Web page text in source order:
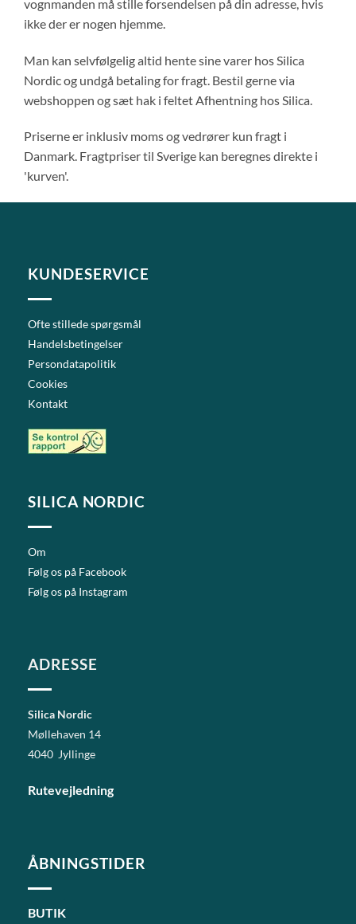
vognmanden må stille forsendelsen på din adresse, hvis
ikke der er nogen hjemme.
Man kan selvfølgelig altid hente sine varer hos Silica
Nordic og undgå betaling for fragt. Bestil gerne via
webshoppen og sæt hak i feltet Afhentning hos Silica.
Priserne er inklusiv moms og vedrører kun fragt i
Danmark. Fragtpriser til Sverige kan beregnes direkte i
'kurven'.
KUNDESERVICE
Ofte stillede spørgsmål
Handelsbetingelser
Persondatapolitik
Cookies
Kontakt
SILICA NORDIC
Om
Følg os på Facebook
Følg os på Instagram
ADRESSE
Silica Nordic
Møllehaven 14
4040 Jyllinge
Rutevejledning
ÅBNINGSTIDER
BUTIK